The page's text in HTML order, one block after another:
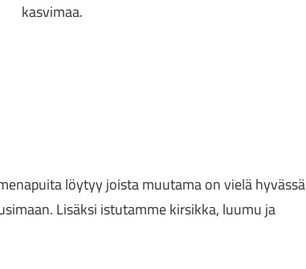
kasvimaa.
löytyy joista muutama on vielä hyvässä
Lisäksi istutamme kirsikka, luumu ja